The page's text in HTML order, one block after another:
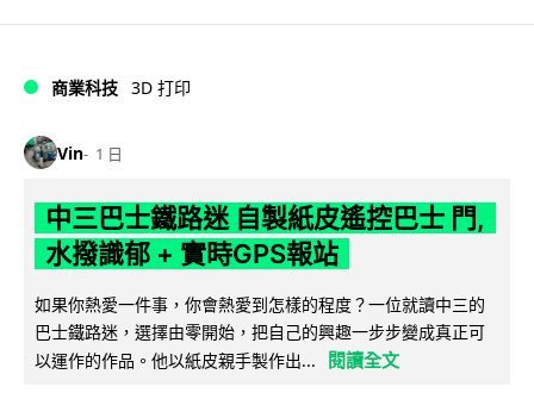
商業科技 3D 打印
Vin 1 日
中三巴士鐵路迷 自製紙皮遙控巴士 門,
水撥識郁 + 實時GPS報站
如果你熱愛一件事，你會熱愛到怎樣的程度？一位就讀中三的
巴士鐵路迷，選擇由零開始，把自己的興趣一步步變成真正可
以運作的作品。他以紙皮親手製作出...
閱讀全文